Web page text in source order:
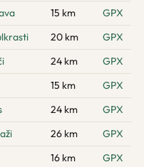
15 km
GPX
20 km
GPX
24 km
GPX
15 km
GPX
24 km
GPX
26 km
GPX
16 km
GPX